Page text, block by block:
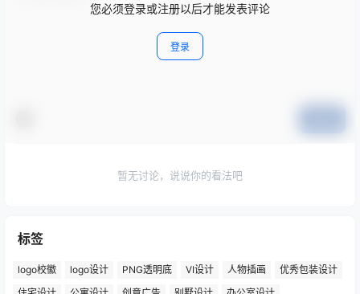
您必须登录或注册以后才能发表评论
登录
暂无讨论，说说你的看法吧
标签
logo校徽 logo设计 PNG透明底 VI设计 人物插画
优秀包装设计